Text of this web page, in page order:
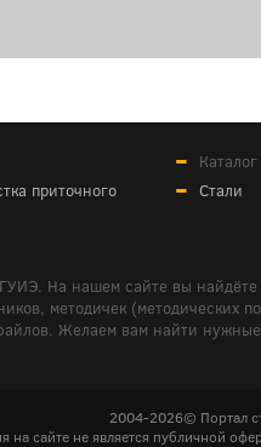
приточного
Стали
На нашем сайте вы
методичек (методических
Желаем вам найти
2004-2026© Портал
на сайте не является публичной